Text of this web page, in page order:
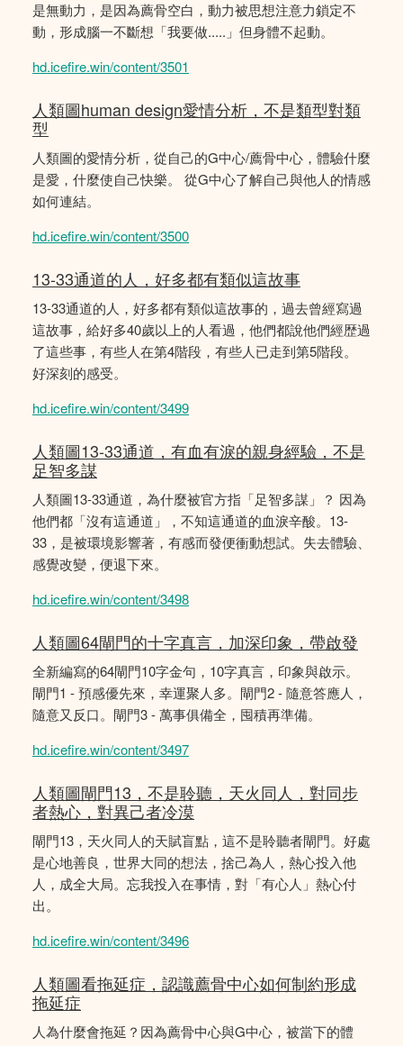
是無動力，是因為薦骨空白，動力被思想注意力鎖定不
動，形成腦一不斷想「我要做.....」但身體不起動。
hd.icefire.win/content/3501
人類圖human design愛情分析，不是類型對類
型
人類圖的愛情分析，從自己的G中心/薦骨中心，體驗什麼
是愛，什麼使自己快樂。 從G中心了解自己與他人的情感
如何連結。
hd.icefire.win/content/3500
13-33通道的人，好多都有類似這故事
13-33通道的人，好多都有類似這故事的，過去曾經寫過
這故事，給好多40歲以上的人看過，他們都說他們經歴過
了這些事，有些人在第4階段，有些人已走到第5階段。
好深刻的感受。
hd.icefire.win/content/3499
人類圖13-33通道，有血有淚的親身經驗，不是
足智多謀
人類圖13-33通道，為什麼被官方指「足智多謀」？ 因為
他們都「沒有這通道」，不知這通道的血淚辛酸。13-
33，是被環境影響著，有感而發便衝動想試。失去體驗、
感覺改變，便退下來。
hd.icefire.win/content/3498
人類圖64閘門的十字真言，加深印象，帶啟發
全新編寫的64閘門10字金句，10字真言，印象與啟示。
閘門1 - 預感優先來，幸運聚人多。閘門2 - 隨意答應人，
隨意又反口。閘門3 - 萬事俱備全，囤積再準備。
hd.icefire.win/content/3497
人類圖閘門13，不是聆聽，天火同人，對同步
者熱心，對異己者冷漠
閘門13，天火同人的天賦盲點，這不是聆聽者閘門。好處
是心地善良，世界大同的想法，捨己為人，熱心投入他
人，成全大局。忘我投入在事情，對「有心人」熱心付
出。
hd.icefire.win/content/3496
人類圖看拖延症，認識薦骨中心如何制約形成
拖延症
人為什麼會拖延？因為薦骨中心與G中心，被當下的體